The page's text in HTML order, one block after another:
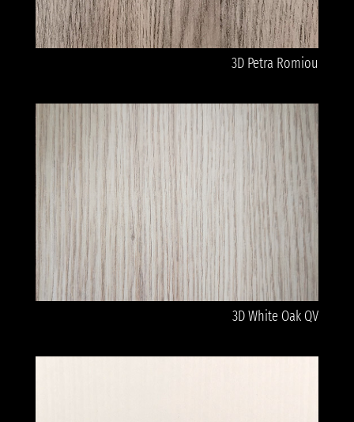
3D Petra Romiou
3D White Oak QV